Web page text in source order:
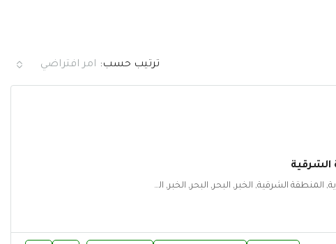
ترتيب حسب: امر افتراضي
الشرقية
المملكة العربية السعودية, المنطقة الشرقية, الخبر, البحر, البحر, الخبر, المنطقة الشرقية